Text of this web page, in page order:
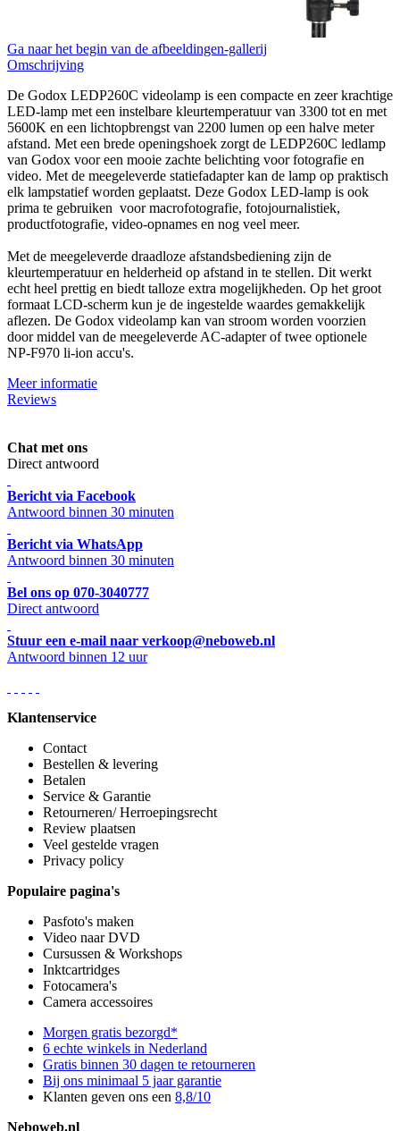
Ga naar het begin van de afbeeldingen-gallerij
Omschrijving
De Godox LEDP260C videolamp is een compacte en zeer krachtige
LED-lamp met een instelbare kleurtemperatuur van 3300 tot en met
5600K en een lichtopbrengst van 2200 lumen op een halve meter
afstand. Met een brede openingshoek zorgt de LEDP260C ledlamp
van Godox voor een mooie zachte belichting voor fotografie en
video. Met de meegeleverde statiefadapter kan de lamp op praktisch
elk lampstatief worden geplaatst. Deze Godox LED-lamp is ook
prima te gebruiken voor macrofotografie, fotojournalistiek,
productfotografie, video-opnames en nog veel meer.
Met de meegeleverde draadloze afstandsbediening zijn de
kleurtemperatuur en helderheid op afstand in te stellen. Dit werkt
echt heel prettig en biedt talloze extra mogelijkheden. Op het groot
formaat LCD-scherm kun je de ingestelde waardes gemakkelijk
aflezen. De Godox videolamp kan van stroom worden voorzien
door middel van de meegeleverde AC-adapter of twee optionele
NP-F970 li-ion accu's.
Meer informatie
Reviews
Chat met ons
Direct antwoord
Bericht via Facebook
Antwoord binnen 30 minuten
Bericht via WhatsApp
Antwoord binnen 30 minuten
Bel ons op 070-3040777
Direct antwoord
Stuur een e-mail naar verkoop@neboweb.nl
Antwoord binnen 12 uur
Klantenservice
Contact
Bestellen & levering
Betalen
Service & Garantie
Retourneren/ Herroepingsrecht
Review plaatsen
Veel gestelde vragen
Privacy policy
Populaire pagina's
Pasfoto's maken
Video naar DVD
Cursussen & Workshops
Inktcartridges
Fotocamera's
Camera accessoires
Morgen gratis bezorgd*
6 echte winkels in Nederland
Gratis binnen 30 dagen te retourneren
Bij ons minimaal 5 jaar garantie
Klanten geven ons een 8,8/10
Neboweb.nl